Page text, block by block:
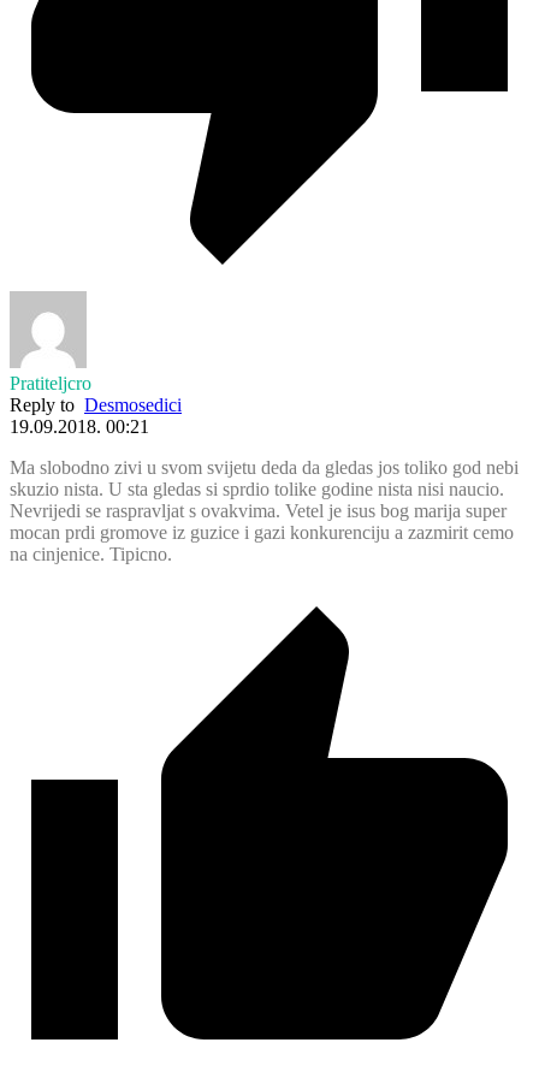
Pratiteljcro
Reply to Desmosedici
19.09.2018. 00:21
Ma slobodno zivi u svom svijetu deda da gledas jos toliko god nebi
skuzio nista. U sta gledas si sprdio tolike godine nista nisi naucio.
Nevrijedi se raspravljat s ovakvima. Vetel je isus bog marija super
mocan prdi gromove iz guzice i gazi konkurenciju a zazmirit cemo
na cinjenice. Tipicno.